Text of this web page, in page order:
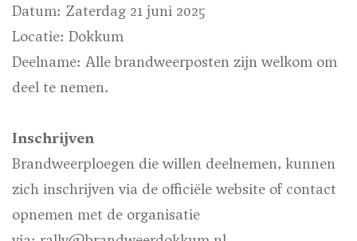
Datum: Zaterdag 21 juni 2025
Locatie: Dokkum
Deelname: Alle brandweerposten zijn welkom om
deel te nemen.
Inschrijven
Brandweerploegen die willen deelnemen, kunnen
zich inschrijven via de officiële website of contact
opnemen met de organisatie